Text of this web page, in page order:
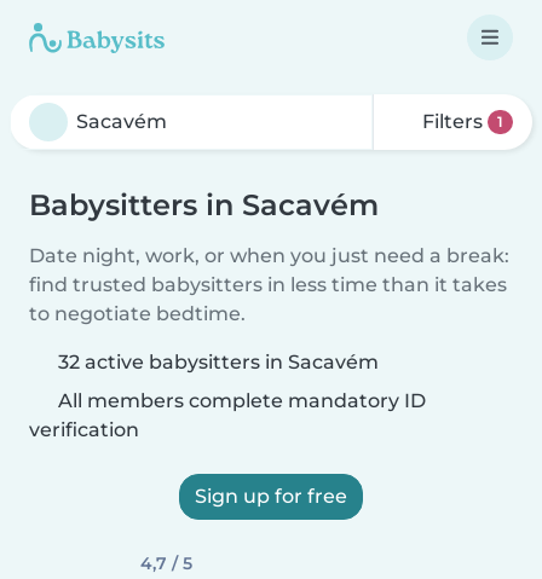
Filters 1
Babysitters in Sacavém
Date night, work, or when you just need a break:
find trusted babysitters in less time than it takes
to negotiate bedtime.
32 active babysitters in Sacavém
All members complete mandatory ID
verification
Sign up for free
4,7 / 5